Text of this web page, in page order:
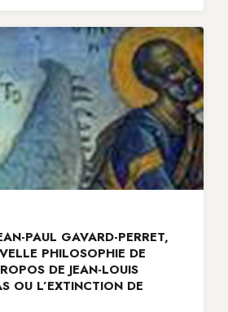
PAUL GAVARD-PERRET,
PHILOSOPHIE DE
DE JEAN-LOUIS
OU L’EXTINCTION DE